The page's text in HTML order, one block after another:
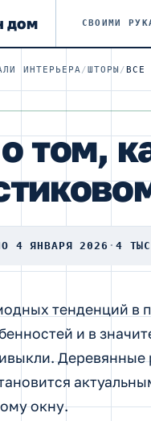
дом СВОИМИ
ИНТЕРЬЕРА /ШТОРЫ /
том,
4 ЯНВАРЯ 2026 · 4
тенденций в
и в
Деревянные
окну.